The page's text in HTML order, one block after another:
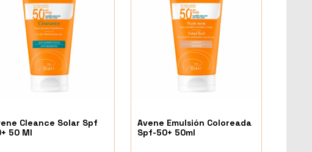
Cleance Solar Spf
50 Ml
Avene Emulsión Coloreada
Spf-50+ 50ml